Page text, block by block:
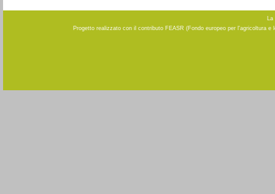
La
Progetto realizzato con il contributo FEASR (Fondo europeo per l'agricoltura